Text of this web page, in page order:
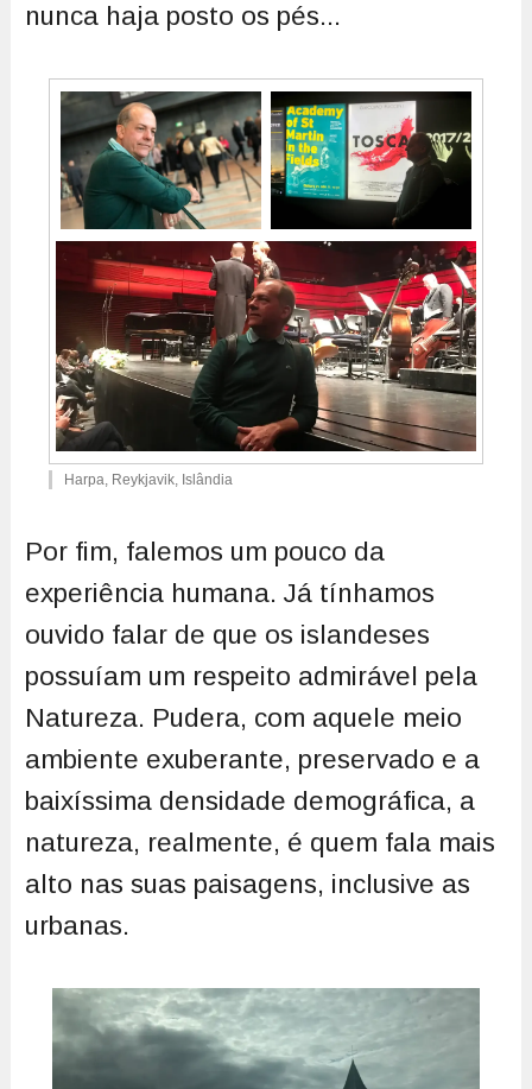
nunca haja posto os pés...
Harpa, Reykjavik, Islândia
Por fim, falemos um pouco da
experiência humana. Já tínhamos
ouvido falar de que os islandeses
possuíam um respeito admirável pela
Natureza. Pudera, com aquele meio
ambiente exuberante, preservado e a
baixíssima densidade demográfica, a
natureza, realmente, é quem fala mais
alto nas suas paisagens, inclusive as
urbanas.